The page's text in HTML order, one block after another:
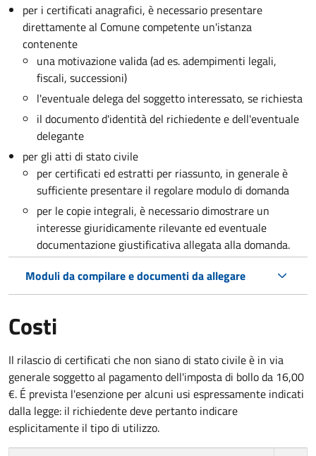
per i certificati anagrafici, è necessario presentare
direttamente al Comune competente un'istanza
contenente
una motivazione valida (ad es. adempimenti legali,
fiscali, successioni)
l'eventuale delega del soggetto interessato, se richiesta
il documento d'identità del richiedente e dell'eventuale
delegante
per gli atti di stato civile
per certificati ed estratti per riassunto, in generale è
sufficiente presentare il regolare modulo di domanda
per le copie integrali, è necessario dimostrare un
interesse giuridicamente rilevante ed eventuale
documentazione giustificativa allegata alla domanda.
Moduli da compilare e documenti da allegare
Costi
Il rilascio di certificati che non siano di stato civile è in via
generale soggetto al pagamento dell'imposta di bollo da 16,00
€. É prevista l'esenzione per alcuni usi espressamente indicati
dalla legge: il richiedente deve pertanto indicare
esplicitamente il tipo di utilizzo.